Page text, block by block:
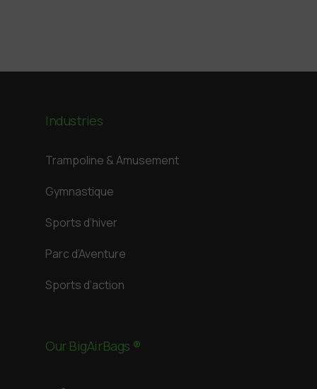
Industries
Trampoline & Amusement
Gymnastique
Sports d’hiver
Parc d’Aventure
Sports d’action
Our BigAirBags ®